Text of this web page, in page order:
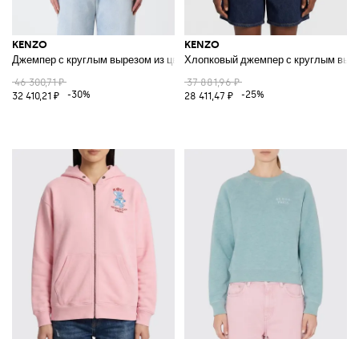
KENZO
Джемпер с круглым вырезом из цветочной шерстяной смеси
46 300,71 ₽
32 410,21 ₽
-30%
KENZO
Хлопковый джемпер с круглым
37 881,96 ₽
28 411,47 ₽
-25%